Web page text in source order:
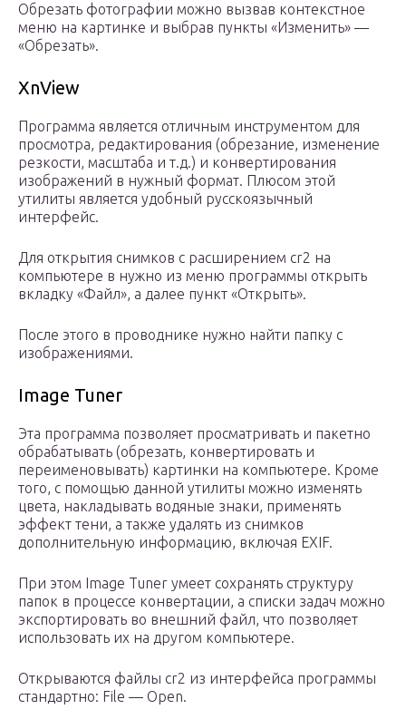
Обрезать фотографии можно вызвав контекстное
меню на картинке и выбрав пункты «Изменить» —
«Обрезать».
XnView
Программа является отличным инструментом для
просмотра, редактирования (обрезание, изменение
резкости, масштаба и т.д.) и конвертирования
изображений в нужный формат. Плюсом этой
утилиты является удобный русскоязычный
интерфейс.
Для открытия снимков с расширением cr2 на
компьютере в нужно из меню программы открыть
вкладку «Файл», а далее пункт «Открыть».
После этого в проводнике нужно найти папку с
изображениями.
Image Tuner
Эта программа позволяет просматривать и пакетно
обрабатывать (обрезать, конвертировать и
переименовывать) картинки на компьютере. Кроме
того, с помощью данной утилиты можно изменять
цвета, накладывать водяные знаки, применять
эффект тени, а также удалять из снимков
дополнительную информацию, включая EXIF.
При этом Image Tuner умеет сохранять структуру
папок в процессе конвертации, а списки задач можно
экспортировать во внешний файл, что позволяет
использовать их на другом компьютере.
Открываются файлы сr2 из интерфейса программы
стандартно: File — Open.